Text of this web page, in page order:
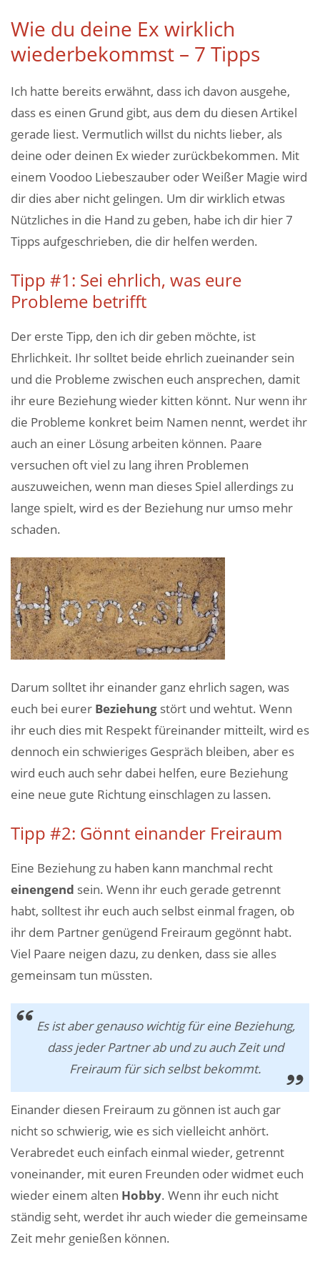
Wie du deine Ex wirklich
wiederbekommst – 7 Tipps
Ich hatte bereits erwähnt, dass ich davon ausgehe,
dass es einen Grund gibt, aus dem du diesen Artikel
gerade liest. Vermutlich willst du nichts lieber, als
deine oder deinen Ex wieder zurückbekommen. Mit
einem Voodoo Liebeszauber oder Weißer Magie wird
dir dies aber nicht gelingen. Um dir wirklich etwas
Nützliches in die Hand zu geben, habe ich dir hier 7
Tipps aufgeschrieben, die dir helfen werden.
Tipp #1: Sei ehrlich, was eure
Probleme betrifft
Der erste Tipp, den ich dir geben möchte, ist
Ehrlichkeit. Ihr solltet beide ehrlich zueinander sein
und die Probleme zwischen euch ansprechen, damit
ihr eure Beziehung wieder kitten könnt. Nur wenn ihr
die Probleme konkret beim Namen nennt, werdet ihr
auch an einer Lösung arbeiten können. Paare
versuchen oft viel zu lang ihren Problemen
auszuweichen, wenn man dieses Spiel allerdings zu
lange spielt, wird es der Beziehung nur umso mehr
schaden.
Darum solltet ihr einander ganz ehrlich sagen, was
euch bei eurer Beziehung stört und wehtut. Wenn
ihr euch dies mit Respekt füreinander mitteilt, wird es
dennoch ein schwieriges Gespräch bleiben, aber es
wird euch auch sehr dabei helfen, eure Beziehung
eine neue gute Richtung einschlagen zu lassen.
Tipp #2: Gönnt einander Freiraum
Eine Beziehung zu haben kann manchmal recht
einengend sein. Wenn ihr euch gerade getrennt
habt, solltest ihr euch auch selbst einmal fragen, ob
ihr dem Partner genügend Freiraum gegönnt habt.
Viel Paare neigen dazu, zu denken, dass sie alles
gemeinsam tun müssten.
Es ist aber genauso wichtig für eine Beziehung,
dass jeder Partner ab und zu auch Zeit und
Freiraum für sich selbst bekommt.
Einander diesen Freiraum zu gönnen ist auch gar
nicht so schwierig, wie es sich vielleicht anhört.
Verabredet euch einfach einmal wieder, getrennt
voneinander, mit euren Freunden oder widmet euch
wieder einem alten Hobby. Wenn ihr euch nicht
ständig seht, werdet ihr auch wieder die gemeinsame
Zeit mehr genießen können.